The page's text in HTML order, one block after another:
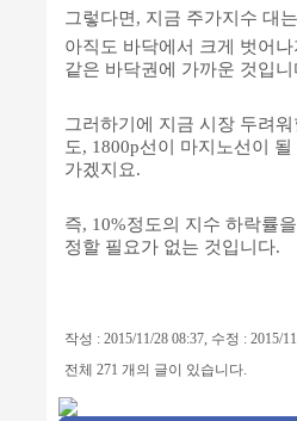
그렇다면, 지금 주가지수 대
아직도 바닥에서 크게 벗어
같은 바닥권에 가까운 것입니
그러하기에 지금 시장 두려
도, 1800p선이 마지노선이
가겠지요.
즉, 10%정도의 지수 하락률
정할 필요가 없는 것입니다.
작성 : 2015/11/28 08:37, 수정 : 2015/
전체 271 개의 글이 있습니다.